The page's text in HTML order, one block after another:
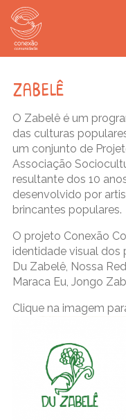
zabelê
O Zabelê é um
das culturas
um conjunto de
Associação
resultante dos 10
desenvolvido por
brincantes populares.
O projeto Conexão
identidade visual dos
Du Zabelê, Nossa
Maraca Eu, Jongo
Clique na imagem